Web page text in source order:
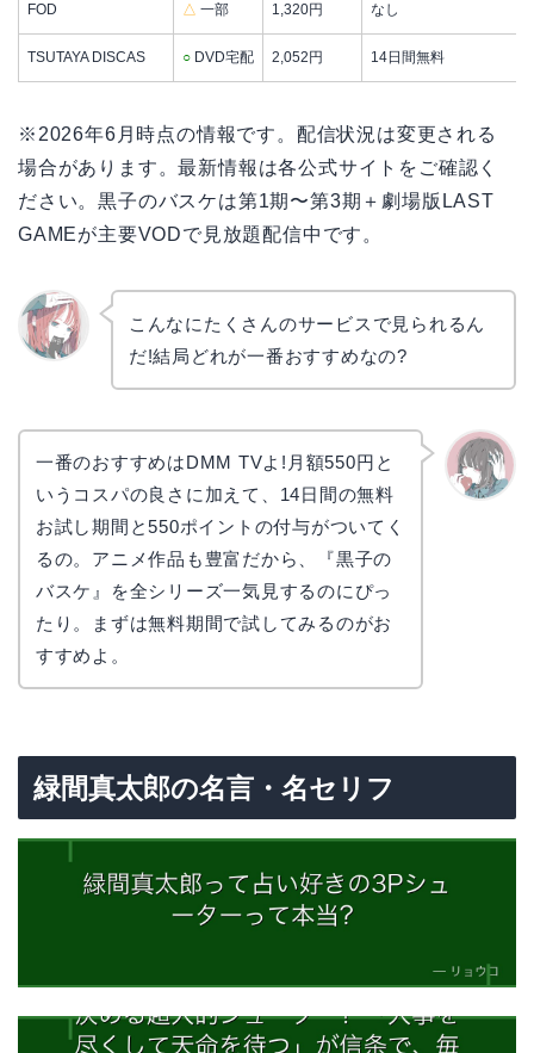
FOD △ 一部 1,320円 なし
TSUTAYA DISCAS ○ DVD宅配 2,052円 14日間無料
※2026年6月時点の情報です。配信状況は変更される
場合があります。最新情報は各公式サイトをご確認く
ださい。黒子のバスケは第1期〜第3期＋劇場版LAST
GAMEが主要VODで見放題配信中です。
こんなにたくさんのサービスで見られるん
だ!結局どれが一番おすすめなの?
一番のおすすめはDMM TVよ!月額550円と
いうコスパの良さに加えて、14日間の無料
お試し期間と550ポイントの付与がついてく
るの。アニメ作品も豊富だから、『黒子の
バスケ』を全シリーズ一気見するのにぴっ
たり。まずは無料期間で試してみるのがお
すすめよ。
緑間真太郎の名言・名セリフ